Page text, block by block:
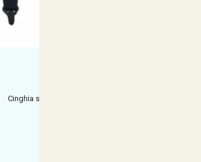
Cinghia softair replica magpul ms3 multi mission